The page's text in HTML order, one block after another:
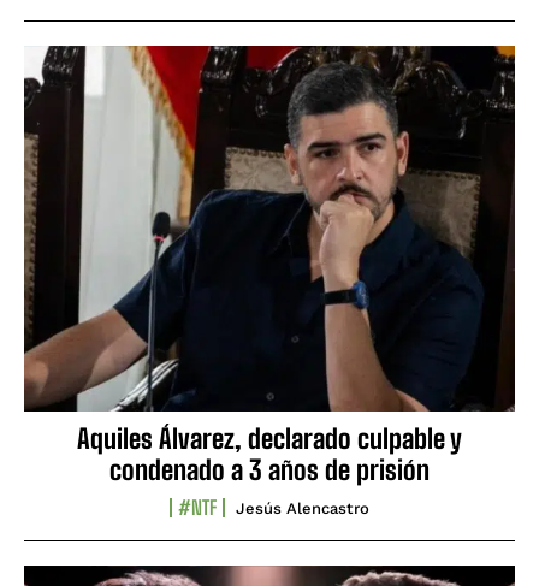
Aquiles Álvarez, declarado culpable y
condenado a 3 años de prisión
#NTF Jesús Alencastro